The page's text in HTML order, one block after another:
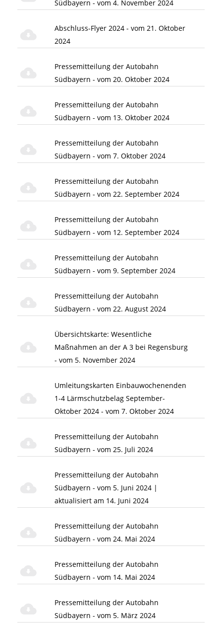
Südbayern - vom 4. November 2024
Abschluss-Flyer 2024 - vom 21. Oktober
2024
Pressemitteilung der Autobahn
Südbayern - vom 20. Oktober 2024
Pressemitteilung der Autobahn
Südbayern - vom 13. Oktober 2024
Pressemitteilung der Autobahn
Südbayern - vom 7. Oktober 2024
Pressemitteilung der Autobahn
Südbayern - vom 22. September 2024
Pressemitteilung der Autobahn
Südbayern - vom 12. September 2024
Pressemitteilung der Autobahn
Südbayern - vom 9. September 2024
Pressemitteilung der Autobahn
Südbayern - vom 22. August 2024
Übersichtskarte: Wesentliche
Maßnahmen an der A 3 bei Regensburg
- vom 5. November 2024
Umleitungskarten Einbauwochenenden
1-4 Lärmschutzbelag September-
Oktober 2024 - vom 7. Oktober 2024
Pressemitteilung der Autobahn
Südbayern - vom 25. Juli 2024
Pressemitteilung der Autobahn
Südbayern - vom 5. Juni 2024 |
aktualisiert am 14. Juni 2024
Pressemitteilung der Autobahn
Südbayern - vom 24. Mai 2024
Pressemitteilung der Autobahn
Südbayern - vom 14. Mai 2024
Pressemitteilung der Autobahn
Südbayern - vom 5. März 2024